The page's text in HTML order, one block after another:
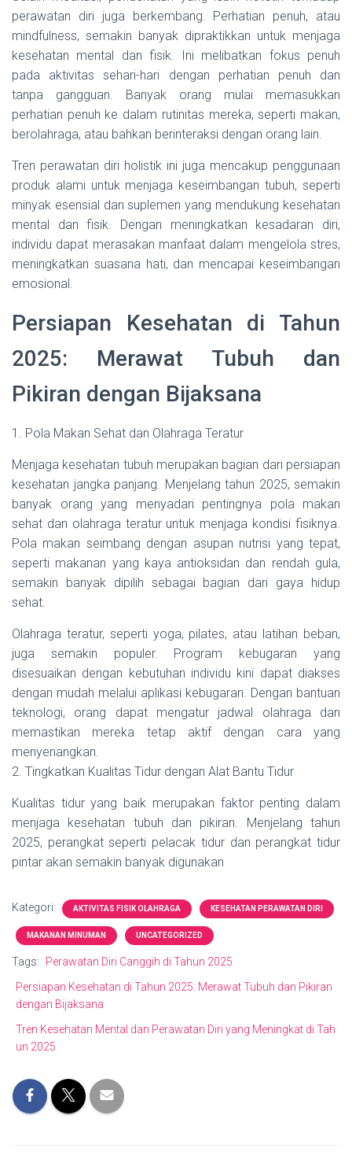
perawatan diri juga berkembang. Perhatian penuh, atau
mindfulness, semakin banyak dipraktikkan untuk menjaga
kesehatan mental dan fisik. Ini melibatkan fokus penuh
pada aktivitas sehari-hari dengan perhatian penuh dan
tanpa gangguan. Banyak orang mulai memasukkan
perhatian penuh ke dalam rutinitas mereka, seperti makan,
berolahraga, atau bahkan berinteraksi dengan orang lain.
Tren perawatan diri holistik ini juga mencakup penggunaan
produk alami untuk menjaga keseimbangan tubuh, seperti
minyak esensial dan suplemen yang mendukung kesehatan
mental dan fisik. Dengan meningkatkan kesadaran diri,
individu dapat merasakan manfaat dalam mengelola stres,
meningkatkan suasana hati, dan mencapai keseimbangan
emosional.
Persiapan Kesehatan di Tahun
2025: Merawat Tubuh dan
Pikiran dengan Bijaksana
1. Pola Makan Sehat dan Olahraga Teratur
Menjaga kesehatan tubuh merupakan bagian dari persiapan
kesehatan jangka panjang. Menjelang tahun 2025, semakin
banyak orang yang menyadari pentingnya pola makan
sehat dan olahraga teratur untuk menjaga kondisi fisiknya.
Pola makan seimbang dengan asupan nutrisi yang tepat,
seperti makanan yang kaya antioksidan dan rendah gula,
semakin banyak dipilih sebagai bagian dari gaya hidup
sehat.
Olahraga teratur, seperti yoga, pilates, atau latihan beban,
juga semakin populer. Program kebugaran yang
disesuaikan dengan kebutuhan individu kini dapat diakses
dengan mudah melalui aplikasi kebugaran. Dengan bantuan
teknologi, orang dapat mengatur jadwal olahraga dan
memastikan mereka tetap aktif dengan cara yang
menyenangkan.
2. Tingkatkan Kualitas Tidur dengan Alat Bantu Tidur
Kualitas tidur yang baik merupakan faktor penting dalam
menjaga kesehatan tubuh dan pikiran. Menjelang tahun
2025, perangkat seperti pelacak tidur dan perangkat tidur
pintar akan semakin banyak digunakan
Kategori: AKTIVITAS FISIK OLAHRAGA KESEHATAN PERAWATAN DIRI
MAKANAN MINUMAN UNCATEGORIZED
Tags:
Perawatan Diri Canggih di Tahun 2025
Persiapan Kesehatan di Tahun 2025: Merawat Tubuh dan Pikiran
dengan Bijaksana
Tren Kesehatan Mental dan Perawatan Diri yang Meningkat di Tah
un 2025